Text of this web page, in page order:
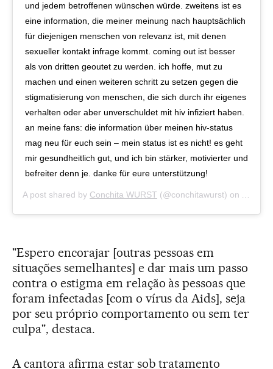
und jedem betroffenen wünschen würde. zweitens ist es
eine information, die meiner meinung nach hauptsächlich
für diejenigen menschen von relevanz ist, mit denen
sexueller kontakt infrage kommt. coming out ist besser
als von dritten geoutet zu werden. ich hoffe, mut zu
machen und einen weiteren schritt zu setzen gegen die
stigmatisierung von menschen, die sich durch ihr eigenes
verhalten oder aber unverschuldet mit hiv infiziert haben.
an meine fans: die information über meinen hiv-status
mag neu für euch sein – mein status ist es nicht! es geht
mir gesundheitlich gut, und ich bin stärker, motivierter und
befreiter denn je. danke für eure unterstützung!
A post shared by Conchita WURST (@conchitawurst) on Apr 15,
"Espero encorajar [outras pessoas em
situações semelhantes] e dar mais um passo
contra o estigma em relação às pessoas que
foram infectadas [com o vírus da Aids], seja
por seu próprio comportamento ou sem ter
culpa", destaca.
A cantora afirma estar sob tratamento